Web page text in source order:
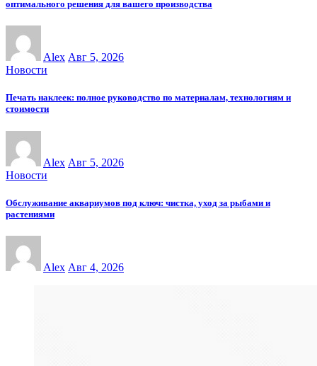
оптимального решения для вашего производства
Alex Авг 5, 2026
Новости
Печать наклеек: полное руководство по материалам, технологиям и
стоимости
Alex Авг 5, 2026
Новости
Обслуживание аквариумов под ключ: чистка, уход за рыбами и
растениями
Alex Авг 4, 2026